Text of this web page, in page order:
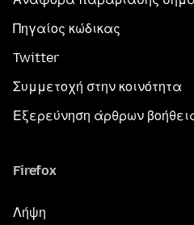
Πηγαίος κώδικας
Twitter
Συμμετοχή στην κοινότητα
Εξερεύνηση άρθρων
Firefox
Λήψη